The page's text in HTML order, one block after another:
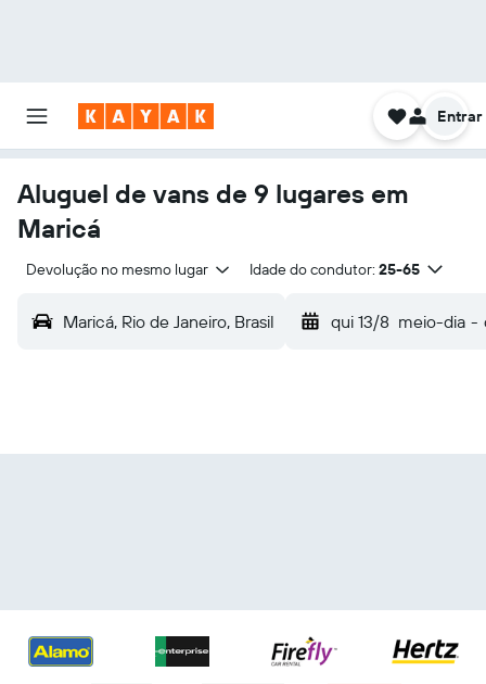
Entrar
Aluguel de vans de 9 lugares em
Maricá
Devolução no mesmo lugar Idade do condutor: 25-65
Maricá, Rio de Janeiro, Brasil qui 13/8 meio-dia -